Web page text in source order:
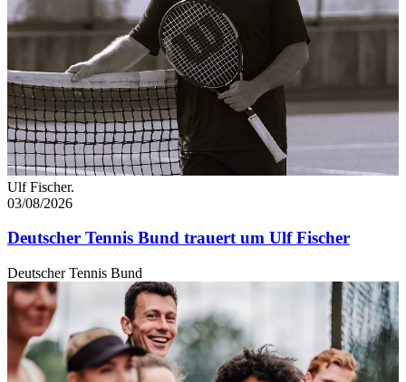
Ulf Fischer.
03/08/2026
Deutscher Tennis Bund trauert um Ulf Fischer
Deutscher Tennis Bund